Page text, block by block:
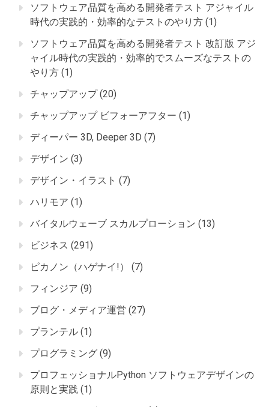
ソフトウェア品質を高める開発者テスト アジャイル
時代の実践的・効率的なテストのやり方 (1)
ソフトウェア品質を高める開発者テスト 改訂版 アジ
ャイル時代の実践的・効率的でスムーズなテストの
やり方 (1)
チャップアップ(20)
チャップアップ ビフォーアフター (1)
ディーパー 3D, Deeper 3D (7)
デザイン (3)
デザイン・イラスト (7)
ハリモア (1)
バイタルウェーブ スカルプローション (13)
ビジネス (291)
ピカノン（ハゲナイ!）
(7)
フィンジア (9)
ブログ・メディア運営 (27)
プランテル (1)
プログラミング (9)
プロフェッショナルPython ソフトウェアデザインの
原則と実践 (1)